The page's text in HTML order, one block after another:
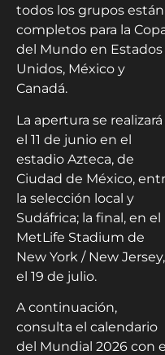
todos los grupos están
completos para la
del Mundo en Estados
Unidos, México y
Canadá.
La apertura se realizará
el 11 de junio en el
estadio Azteca, de
Ciudad de México,
la selección local y
Sudáfrica; la final, en el
MetLife Stadium de
New York / New Jersey,
el 19 de julio.
A continuación,
consulta el calendario
del Mundial 2026 con